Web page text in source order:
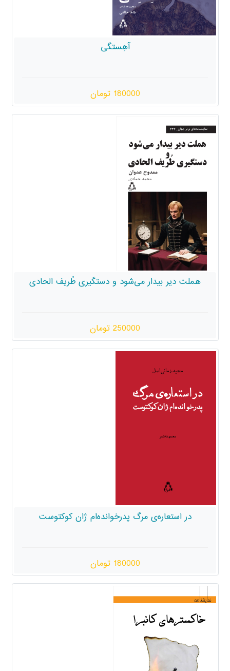
آهِستگی
180000 تومان
هملت دیر بیدار می‌شود و دستگیری طُریف الحادی
250000 تومان
در استعاره‌ی مرگ پدرخوانده‌ام ژان کوکتوست
180000 تومان